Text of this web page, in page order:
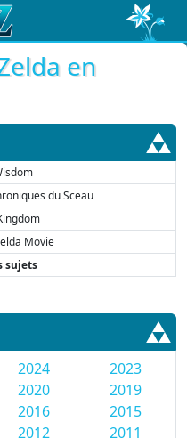
en
du Sceau
Movie
sujets
2024
2023
2020
2019
2016
2015
2012
2011